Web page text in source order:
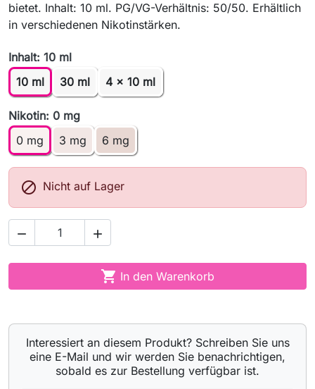
bietet. Inhalt: 10 ml. PG/VG-Verhältnis: 50/50. Erhältlich
in verschiedenen Nikotinstärken.
Inhalt: 10 ml
10 ml
30 ml 4 x 10 ml
Nikotin: 0 mg
0 mg
3 mg 6 mg
 Nicht auf Lager
 
 In den Warenkorb
Interessiert an diesem Produkt? Schreiben Sie uns
eine E-Mail und wir werden Sie benachrichtigen,
sobald es zur Bestellung verfügbar ist.